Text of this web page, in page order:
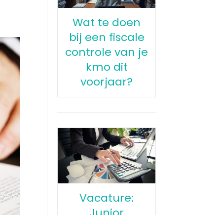
Wat te doen
bij een fiscale
controle van je
kmo dit
voorjaar?
Vacature: